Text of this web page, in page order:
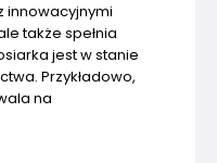
innowacyjnymi
także spełnia
jest w stanie
Przykładowo,
na